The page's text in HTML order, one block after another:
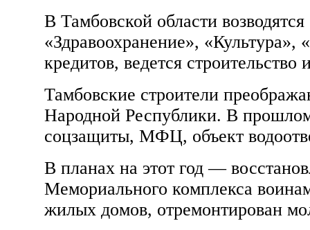
В Тамбовской области
«Здравоохранение»,
кредитов, ведется
Тамбовские строители
Народной Республики. В
соцзащиты, МФЦ, объект
В планах на этот год —
Мемориального комплекса
жилых домов, отремонтирован